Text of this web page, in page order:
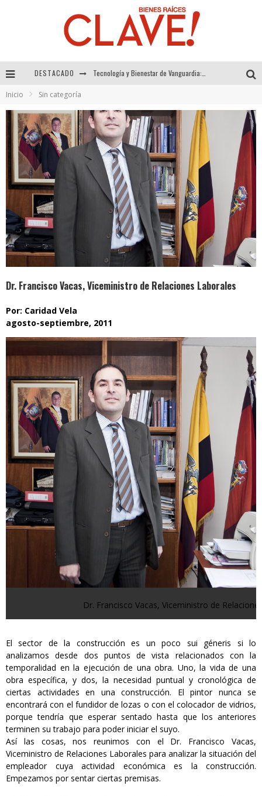
DESTACADO Sector Inmobiliario – recuperación a paso firme
El Despertar de la Calidez: Acabados Dorados de FV para Elevar tu Espacio
Inicio Sin categoría
Dr. Francisco Vacas, Viceministro de Relaciones Laborales
Por: Caridad Vela
agosto-septiembre, 2011
Dr. Francisco Vacas, Viceministro de
El sector de la construcción es un poco sui géneris si lo
analizamos desde dos puntos de vista relacionados con la
temporalidad en la ejecución de una obra. Uno, la vida de una
obra específica, y dos, la necesidad puntual y cronológica de
ciertas actividades en una construcción. El pintor nunca se
encontrará con el fundidor de lozas o con el colocador de vidrios,
porque tendría que esperar sentado hasta que los anteriores
terminen su trabajo para poder iniciar el suyo.
Así las cosas, nos reunimos con el Dr. Francisco Vacas,
Viceministro de Relaciones Laborales para analizar la situación del
empleador cuya actividad económica es la construcción.
Empezamos por sentar ciertas premisas.